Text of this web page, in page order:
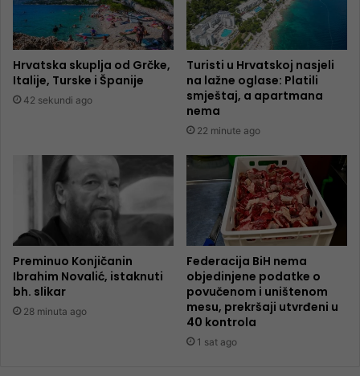
Hrvatska skuplja od Grčke,
Italije, Turske i Španije
42 sekundi ago
Turisti u Hrvatskoj nasjeli
na lažne oglase: Platili
smještaj, a apartmana
nema
22 minute ago
Preminuo Konjičanin
Ibrahim Novalić, istaknuti
bh. slikar
28 minuta ago
Federacija BiH nema
objedinjene podatke o
povučenom i uništenom
mesu, prekršaji utvrđeni u
40 kontrola
1 sat ago